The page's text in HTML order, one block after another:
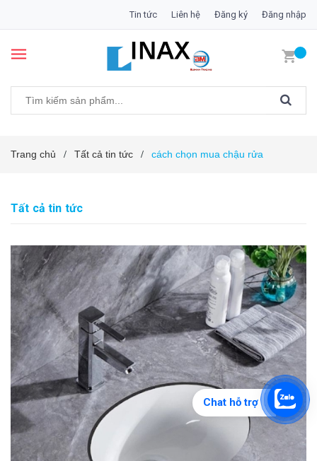
Tin tức Liên hệ Đăng ký Đăng nhập
Trang chủ / Tất cả tin tức / cách chọn mua chậu rửa
Tất cả tin tức
Chat hỗ trợ